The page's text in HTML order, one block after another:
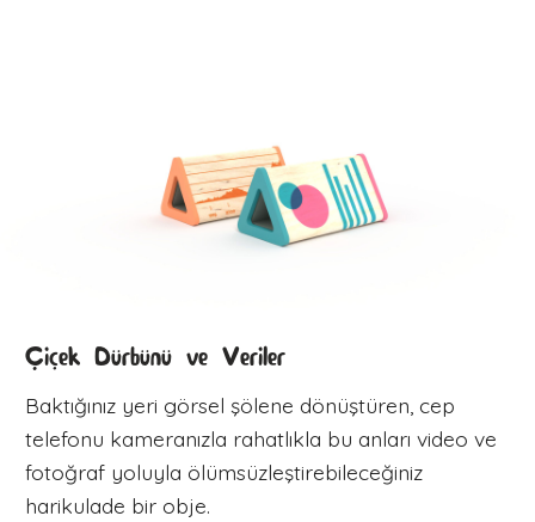
Çiçek Dürbünü ve Veriler
Baktığınız yeri görsel şölene dönüştüren, cep
telefonu kameranızla rahatlıkla bu anları video ve
fotoğraf yoluyla ölümsüzleştirebileceğiniz
harikulade bir obje.